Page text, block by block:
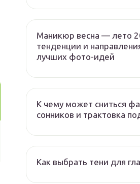
Маникюр весна — лето
тенденции и
лучших фото-идей
К чему может сниться
сонников и трактовка
Как выбрать тени для